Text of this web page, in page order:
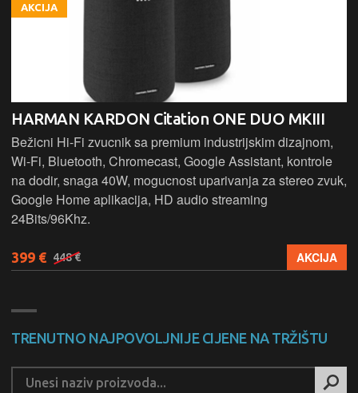
AKCIJA
HARMAN KARDON Citation ONE DUO MKIII
Bežicni Hi-Fi zvucnik sa premium industrijskim dizajnom,
Wi-Fi, Bluetooth, Chromecast, Google Assistant, kontrole
na dodir, snaga 40W, mogucnost uparivanja za stereo zvuk,
Google Home aplikacija, HD audio streaming
24Bits/96Khz.
399 € 448 € AKCIJA
TRENUTNO NAJPOVOLJNIJE CIJENE NA TRŽIŠTU